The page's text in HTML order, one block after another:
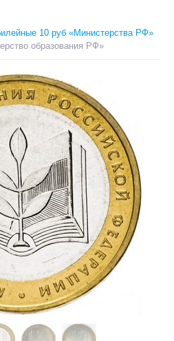
10 руб «Министерства РФ»
образования РФ»